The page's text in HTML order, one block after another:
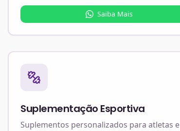
Saiba Mais
Suplementação Esportiva
Suplementos personalizados para atletas e